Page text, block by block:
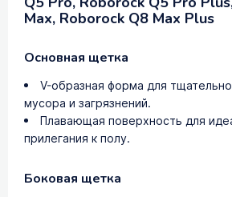
Max, Roborock Q8 Max Plus
Основная щетка
V-образная форма для
мусора и загрязнений.
Плавающая поверхность для
прилегания к полу.
Боковая щетка